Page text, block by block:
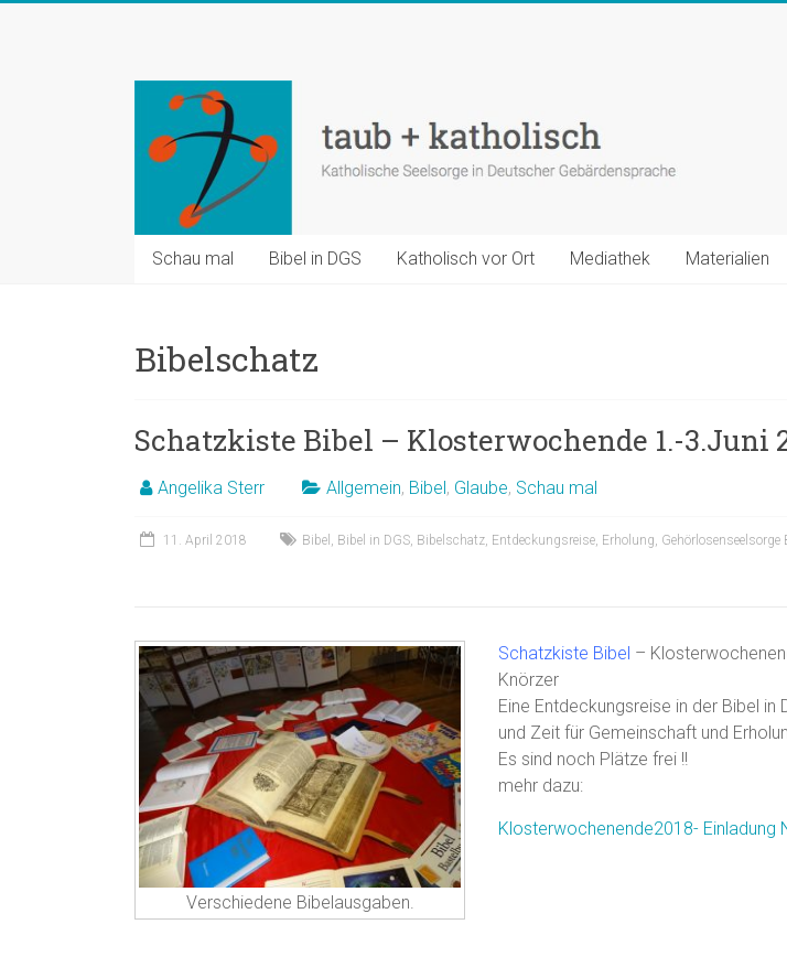
taub
katholisch
Katholische
Seelsorge
Schau mal Bibel in DGS Katholisch vor Ort Mediathek Materialien
Bibelschatz
Schatzkiste Bibel – Klosterwochende 1.-3.Juni
Angelika Sterr Allgemein, Bibel , Glaube, Schau mal
11. April 2018 Bibel , Bibel in DGS, Bibelschatz, Entdeckungsreise, Erholung, Gehörlosenseelsorge
Verschiedene Bibelausgaben.
Schatzkiste Bibel –
Knörzer
Eine Entdeckungsreise in der Bibel in
und Zeit für Gemeinschaft und
Es sind noch Plätze frei !!
mehr dazu:
Klosterwochenende2018- Einladung